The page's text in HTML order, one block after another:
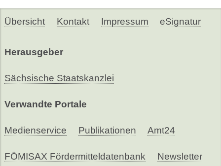
Übersicht Kontakt Impressum eSignatur
Herausgeber
Sächsische Staatskanzlei
Verwandte Portale
Medienservice Publikationen Amt24
FÖMISAX Fördermitteldatenbank Newsletter